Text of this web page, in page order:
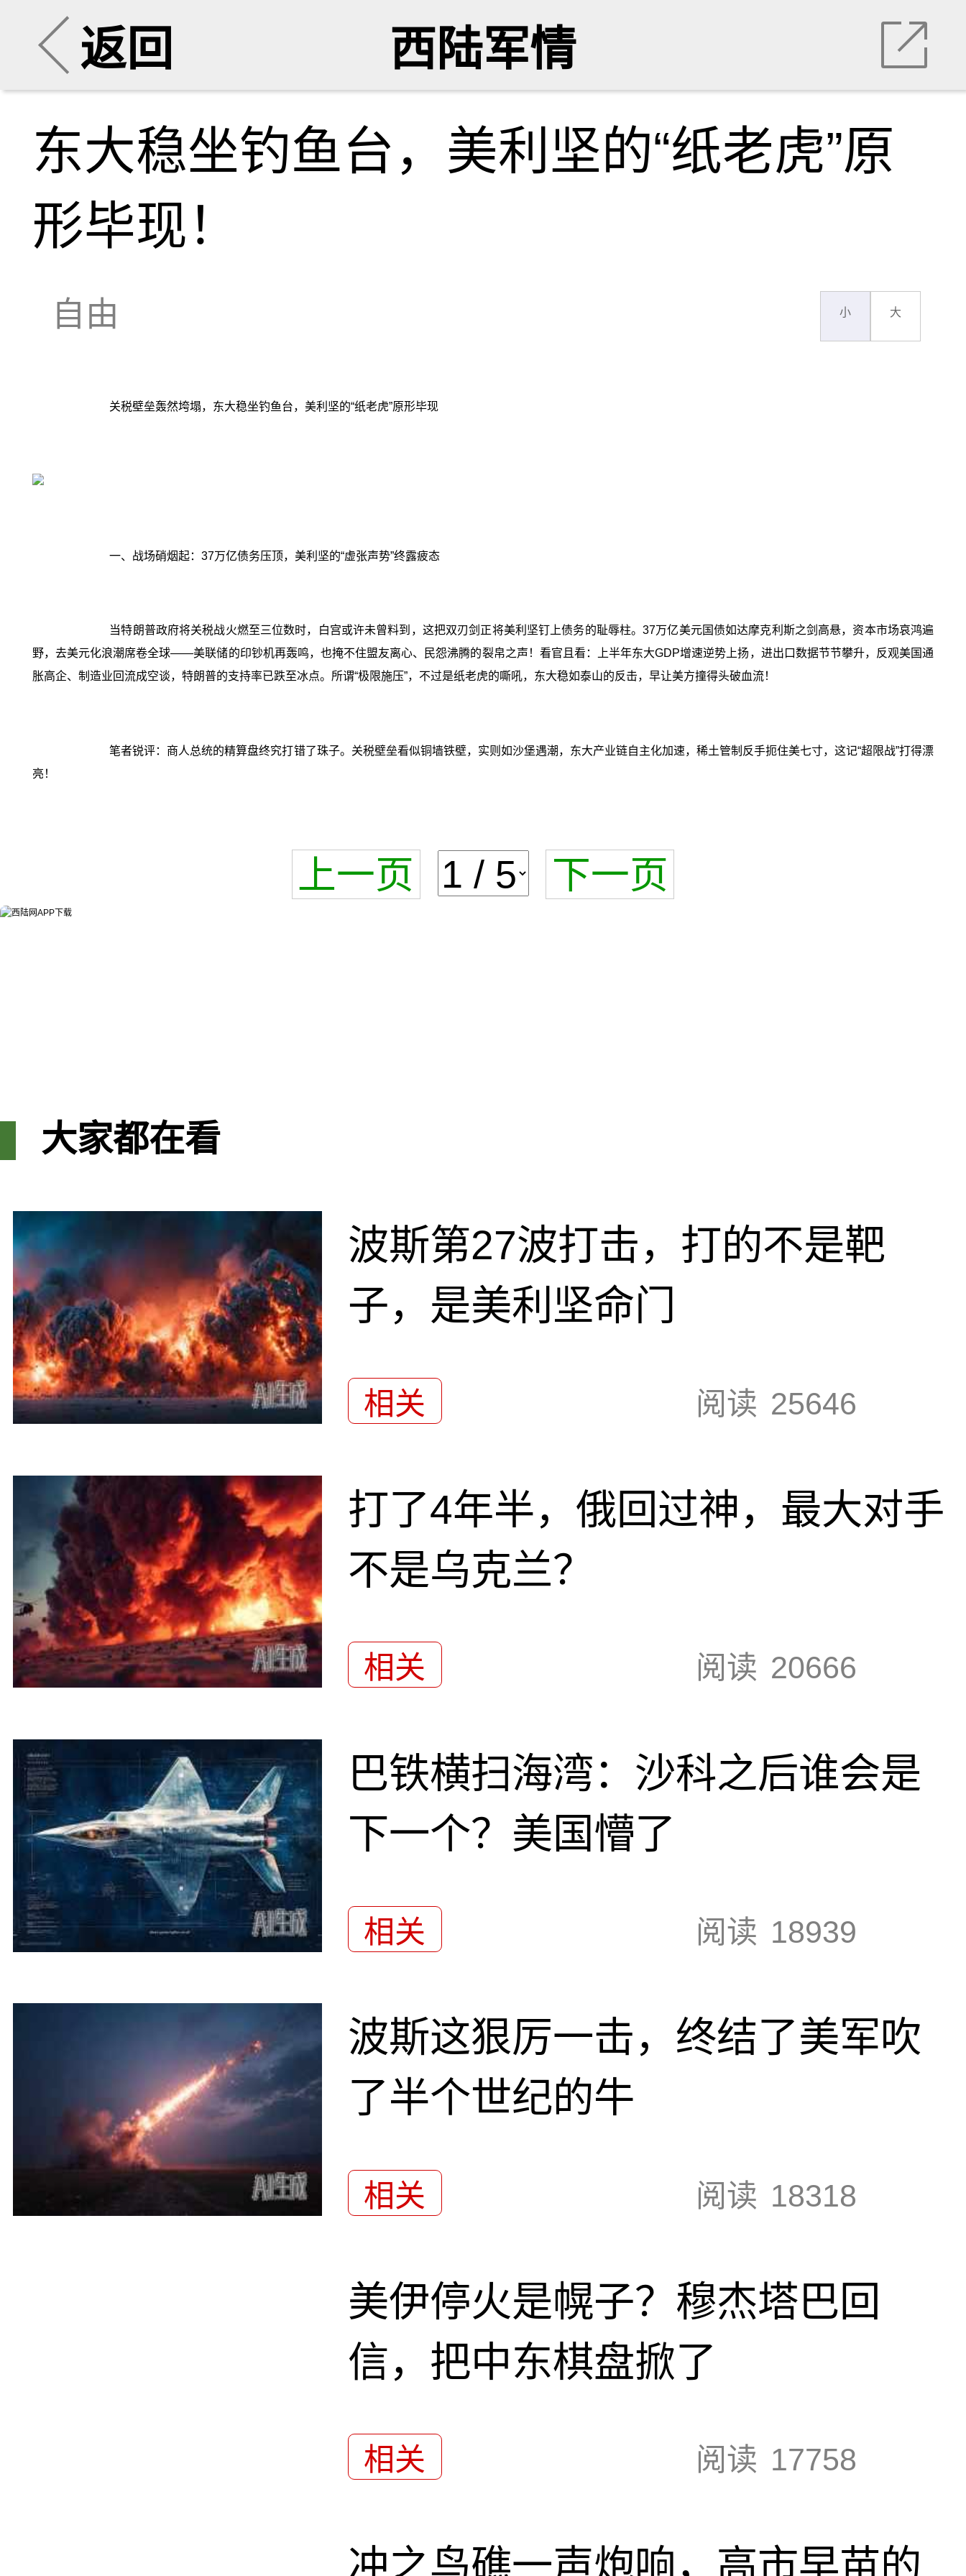
返回 西陆军情
东大稳坐钓鱼台，美利坚的“纸老虎”原
形毕现！
自由 小 大
关税壁垒轰然垮塌，东大稳坐钓鱼台，美利坚的“纸老虎”原形毕现
一、战场硝烟起：37万亿债务压顶，美利坚的“虚张声势”终露疲态
当特朗普政府将关税战火燃至三位数时，白宫或许未曾料到，这把双刃剑正将美利坚钉上债务的耻辱柱。37万亿美元国债如达摩克利斯之剑高悬，资本市场哀鸿遍
野，去美元化浪潮席卷全球——美联储的印钞机再轰鸣，也掩不住盟友离心、民怨沸腾的裂帛之声！看官且看：上半年东大GDP增速逆势上扬，进出口数据节节攀升，反观美国通
胀高企、制造业回流成空谈，特朗普的支持率已跌至冰点。所谓“极限施压”，不过是纸老虎的嘶吼，东大稳如泰山的反击，早让美方撞得头破血流！
笔者锐评：商人总统的精算盘终究打错了珠子。关税壁垒看似铜墙铁壁，实则如沙堡遇潮，东大产业链自主化加速，稀土管制反手扼住美七寸，这记“超限战”打得漂
亮！
上一页 下一页
大家都在看
波斯第27波打击，打的不是靶
子，是美利坚命门
相关 阅读 25646
打了4年半，俄回过神，最大对手
不是乌克兰？
相关 阅读 20666
巴铁横扫海湾：沙科之后谁会是
下一个？美国懵了
相关 阅读 18939
波斯这狠厉一击，终结了美军吹
了半个世纪的牛
相关 阅读 18318
美伊停火是幌子？穆杰塔巴回
信，把中东棋盘掀了
相关 阅读 17758
冲之鸟礁一声炮响，高市早苗的